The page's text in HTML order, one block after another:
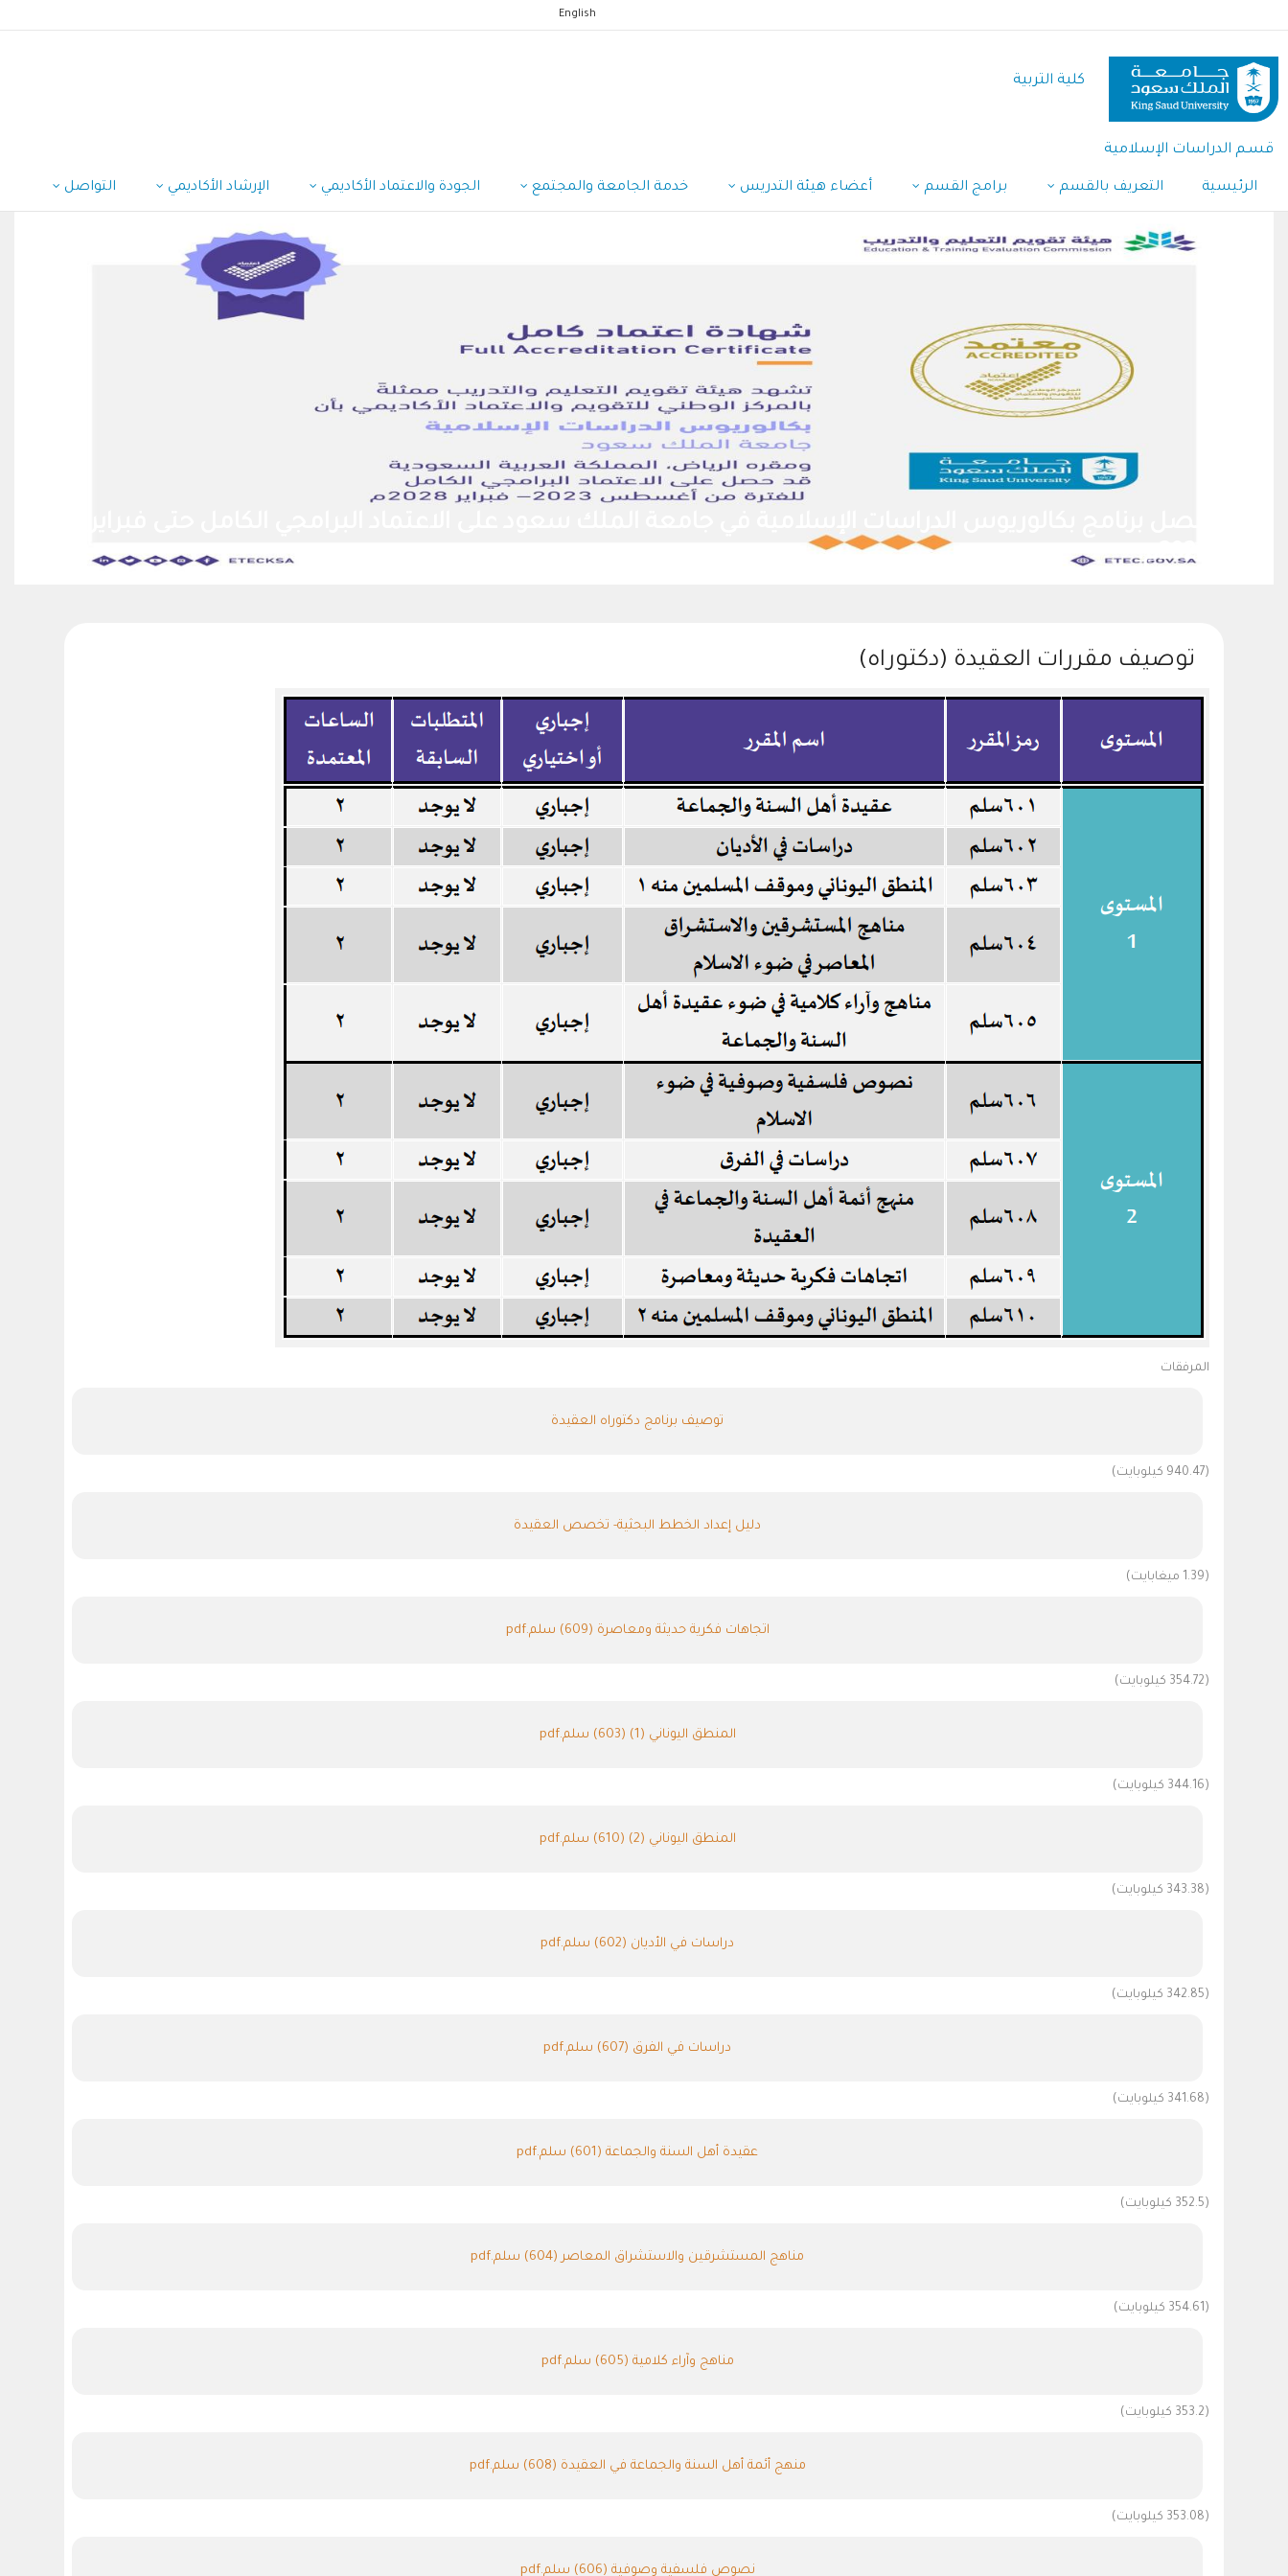
المحتوى
الرئيسي
English
كلية التربية
قسـم الدراسات الإسلامية
الرئيسية التعريف بالقسم برامج القسم أعضاء هيئة التدريس خدمة الجامعة والمجتمع الجودة والاعتماد الأكاديمي الإرشاد الأكاديمي التواصل
حصل برنامج بكالوريوس الدراسات الإسلامية في جامعة الملك سعود على الاعتماد البرامجي
2028م.
توصيف مقررات العقيدة (دكتوراه)
المرفقات
توصيف برنامج دكتوراه العقيدة
(940.47 كيلوبايت)
دليل إعداد الخطط البحثية- تخصص العقيدة
(1.39 ميغابايت)
اتجاهات فكرية حديثة ومعاصرة (609) سلم.pdf
(354.72 كيلوبايت)
المنطق اليوناني (1) (603) سلم.pdf
(344.16 كيلوبايت)
المنطق اليوناني (2) (610) سلم.pdf
(343.38 كيلوبايت)
دراسات في الأديان (602) سلم.pdf
(342.85 كيلوبايت)
دراسات في الفرق (607) سلم.pdf
(341.68 كيلوبايت)
عقيدة أهل السنة والجماعة (601) سلم.pdf
(352.5 كيلوبايت)
مناهج المستشرقين والاستشراق المعاصر (604) سلم.pdf
(354.61 كيلوبايت)
مناهج وآراء كلامية (605) سلم.pdf
(353.2 كيلوبايت)
منهج أئمة أهل السنة والجماعة في العقيدة (608) سلم.pdf
(353.08 كيلوبايت)
نصوص فلسفية وصوفية (606) سلم.pdf